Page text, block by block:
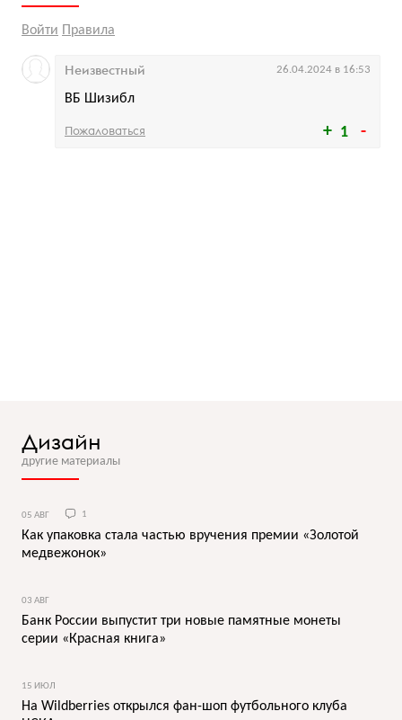
Войти Правила
1
ВБ Шизибл
Неизвестный 26.04.2024 в 16:53
Пожаловаться
Дизайн
другие материалы
05 АВГ 1
Как упаковка стала частью вручения премии «Золотой
медвежонок»
03 АВГ
Банк России выпустит три новые памятные монеты
серии «Красная книга»
15 ИЮЛ
На Wildberries открылся фан-шоп футбольного клуба